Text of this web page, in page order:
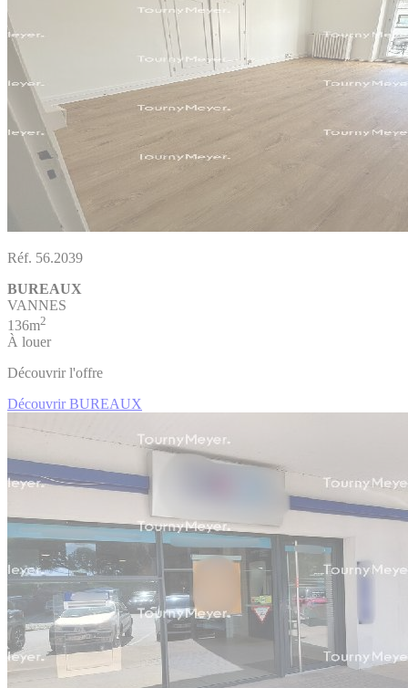
Réf. 56.2039
BUREAUX
VANNES
136m2
À louer
Découvrir l'offre
Découvrir BUREAUX